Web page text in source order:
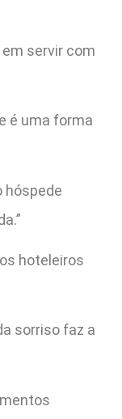
servir com
é uma forma
hóspede
hoteleiros
sorriso faz a